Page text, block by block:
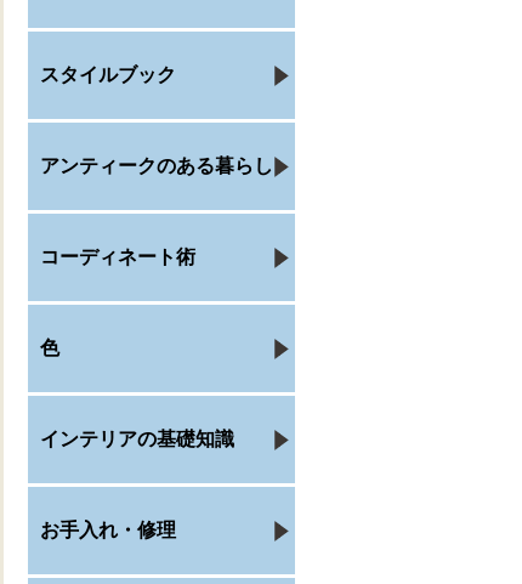
スタイルブック
アンティークのある暮らし
コーディネート術
色
インテリアの基礎知識
お手入れ・修理